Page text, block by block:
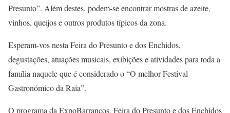
Presunto”. Além destes, podem-se encontrar mostras de azeite,
vinhos, queijos e outros produtos típicos da zona.
Esperam-vos nesta Feira do Presunto e dos Enchidos,
degustações, atuações musicais, exibições e atividades para toda a
família naquele que é considerado o “O melhor Festival
Gastronómico da Raia”.
O programa da ExpoBarrancos, Feira do Presunto e dos Enchidos